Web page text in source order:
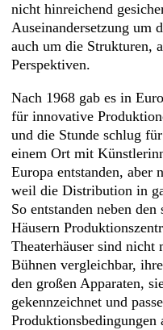
nicht hinreichend
Auseinandersetzung um
auch um die Strukturen,
Perspektiven.
Nach 1968 gab es in
für innovative
und die Stunde schlug
einem Ort mit
Europa entstanden,
weil die Distribution in
So entstanden neben
Häusern
Theaterhäuser sind nicht
Bühnen vergleichbar,
den großen Apparaten,
gekennzeichnet und